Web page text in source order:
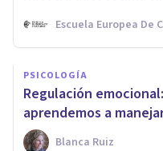
Escuela Europea De
PSICOLOGÍA
Regulación
aprendemos a
Blanca Ruiz